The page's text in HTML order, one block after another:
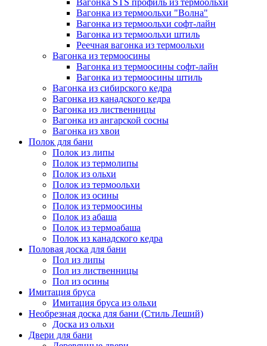
Вагонка STS профиль из термоольхи
Вагонка из термоольхи "Волна"
Вагонка из термоольхи софт-лайн
Вагонка из термоольхи штиль
Реечная вагонка из термоольхи
Вагонка из термоосины
Вагонка из термоосины софт-лайн
Вагонка из термоосины штиль
Вагонка из сибирского кедра
Вагонка из канадского кедра
Вагонка из лиственницы
Вагонка из ангарской сосны
Вагонка из хвои
Полок для бани
Полок из липы
Полок из термолипы
Полок из ольхи
Полок из термоольхи
Полок из осины
Полок из термоосины
Полок из абаша
Полок из термоабаша
Полок из канадского кедра
Половая доска для бани
Пол из липы
Пол из лиственницы
Пол из осины
Имитация бруса
Имитация бруса из ольхи
Необрезная доска для бани (Стиль Леший)
Доска из ольхи
Двери для бани